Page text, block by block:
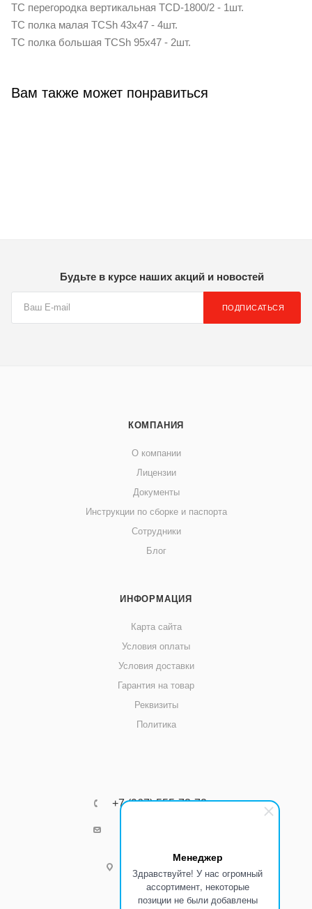
Менеджер
Здравствуйте! У нас огромный
ассортимент, некоторые
позиции не были добавлены
TC перегородка вертикальная TCD-1800/2 - 1шт.
TC полка малая TCSh 43х47 - 4шт.
TC полка большая TCSh 95х47 - 2шт.
Вам также может понравиться
Будьте в курсе наших акций и новостей
ПОДПИСАТЬСЯ
КОМПАНИЯ
О компании
Лицензии
Документы
Инструкции по сборке и паспорта
Сотрудники
Блог
ИНФОРМАЦИЯ
Карта сайта
Условия оплаты
Условия доставки
Гарантия на товар
Реквизиты
Политика
+7 (967) 555-73-72
г.Ростов-на-Дону
Режим работы: